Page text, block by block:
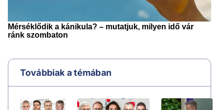
Továbbiak a témában